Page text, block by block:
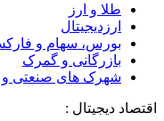
طلا و ارز
ارزدیجیتال
بورس، سهام و
بازرگانی و گمرک
شهرک های صنعتی و
اقتصاد دیجیتال :